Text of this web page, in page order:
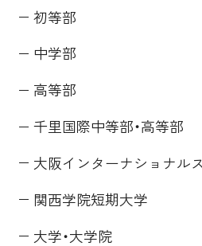
初等部
中学部
高等部
千里国際中等部・高等部
大阪インターナショナル
関西学院短期大学
大学・大学院